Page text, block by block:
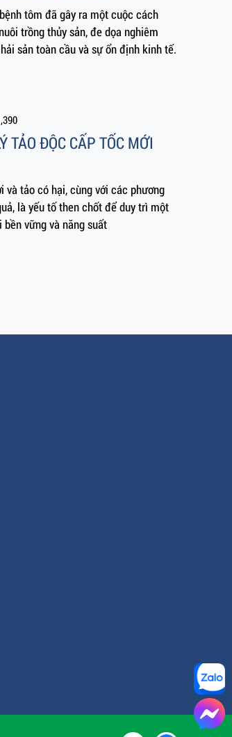
tôm đã gây ra một cuộc cách
trồng thủy sản, đe dọa nghiêm
sản toàn cầu và sự ổn định kinh tế.
TẢO ĐỘC CẤP TỐC MỚI
tảo có hại, cùng với các phương
là yếu tố then chốt để duy trì một
vững và năng suất